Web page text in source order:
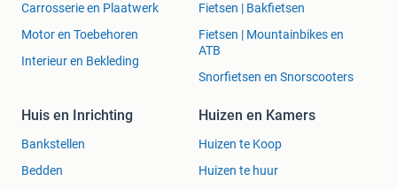
Carrosserie en Plaatwerk
Motor en Toebehoren
Interieur en Bekleding
Fietsen | Bakfietsen
Fietsen | Mountainbikes en
ATB
Snorfietsen en Snorscooters
Huis en Inrichting
Bankstellen
Bedden
Huizen en Kamers
Huizen te Koop
Huizen te huur